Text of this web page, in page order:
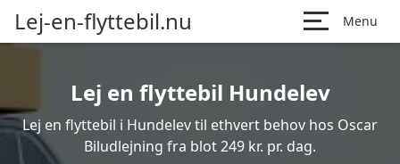
Lej-en-flyttebil.nu Menu
Lej en flyttebil Hundelev
Lej en flyttebil i Hundelev til ethvert behov hos Oscar
Biludlejning fra blot 249 kr. pr. dag.